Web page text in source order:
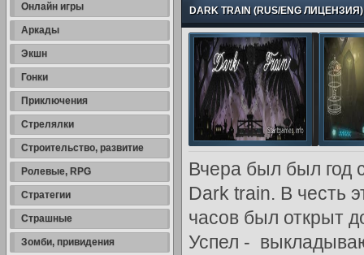
DARK TRAIN (RUS/ENG
Вчера был был год
Dark train. В честь
часов был открыт
Успел -
Онлайн игры
Аркады
Экшн
Гонки
Приключения
Стрелялки
Строительство, развитие
Ролевые, RPG
Стратегии
Страшные
Зомби, привидения